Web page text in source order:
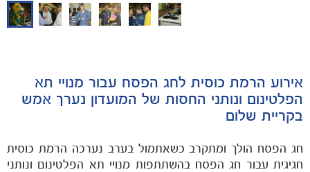
אירוע הרמת כוסית לחג הפסח עבור מנויי תא
הפלטינום ונותני החסות של המועדון נערך אמש
בקריית שלום
חג הפסח הולך ומתקרב כשאתמול בערב נערכה הרמת כוסית
חגיגית עבור חג הפסח בהשתתפות מנויי תא הפלטינום ונותני